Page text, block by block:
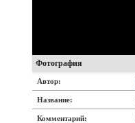
Фотография
Автор:
Название:
Комментарий: